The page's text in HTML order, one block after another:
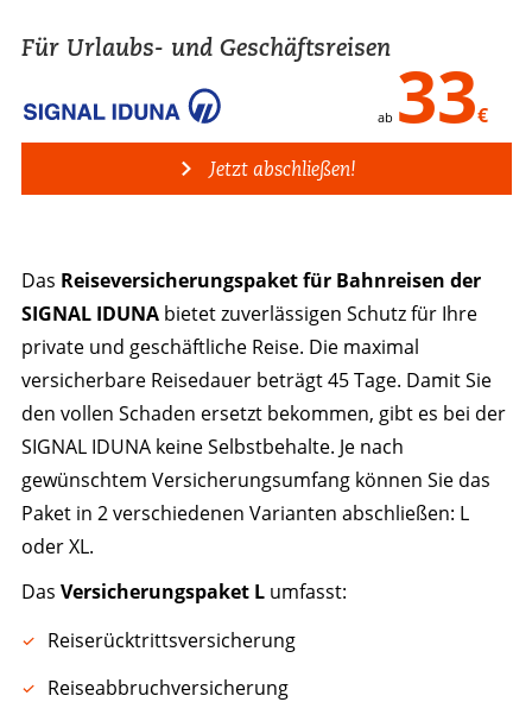
Für Urlaubs- und Geschäftsreisen
ab 33€
Jetzt abschließen!
Das Reiseversicherungspaket für Bahnreisen der
SIGNAL IDUNAbietet zuverlässigen Schutz für Ihre
private und geschäftliche Reise. Die maximal
versicherbare Reisedauer beträgt 45 Tage. Damit Sie
den vollen Schaden ersetzt bekommen, gibt es bei der
SIGNAL IDUNA keine Selbstbehalte. Je nach
gewünschtem Versicherungsumfang können Sie das
Paket in 2 verschiedenen Varianten abschließen: L
oder XL.
Das Versicherungspaket Lumfasst:
Reiserücktrittsversicherung
Reiseabbruchversicherung